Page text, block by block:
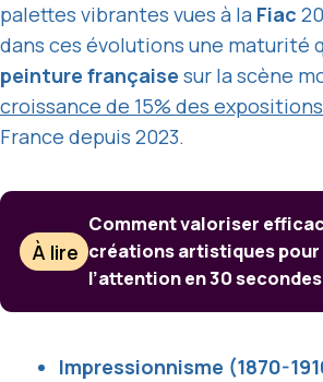
palettes vibrantes vues à la Fiac
dans ces évolutions une maturité
peinture française sur la scène
croissance de 15% des
France depuis 2023.
À lire
Comment valoriser
créations artistiques
l’attention en 30 secondes
Impressionnisme (1870-